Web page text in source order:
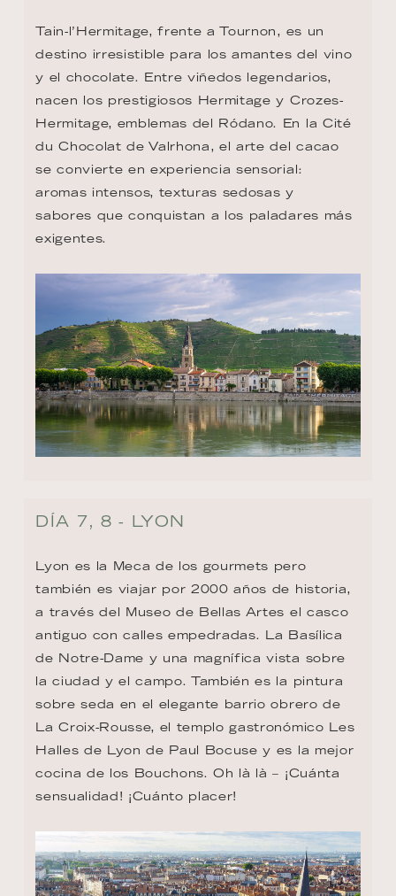
Tain-l’Hermitage, frente a Tournon, es un
destino irresistible para los amantes del vino
y el chocolate. Entre viñedos legendarios,
nacen los prestigiosos Hermitage y Crozes-
Hermitage, emblemas del Ródano. En la Cité
du Chocolat de Valrhona, el arte del cacao
se convierte en experiencia sensorial:
aromas intensos, texturas sedosas y
sabores que conquistan a los paladares más
exigentes.
DÍA 7, 8 - LYON
Lyon es la Meca de los gourmets pero
también es viajar por 2000 años de historia,
a través del Museo de Bellas Artes el casco
antiguo con calles empedradas. La Basílica
de Notre-Dame y una magnífica vista sobre
la ciudad y el campo. También es la pintura
sobre seda en el elegante barrio obrero de
La Croix-Rousse, el templo gastronómico Les
Halles de Lyon de Paul Bocuse y es la mejor
cocina de los Bouchons. Oh là là – ¡Cuánta
sensualidad! ¡Cuánto placer!